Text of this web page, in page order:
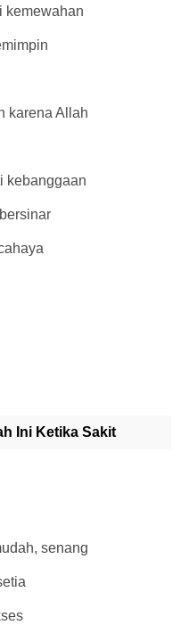
kemewahan
karena Allah
kebanggaan
Ini Ketika Sakit
senang